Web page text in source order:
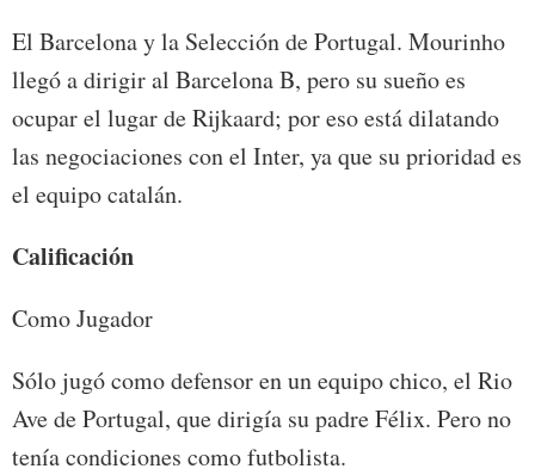
El Barcelona y la Selección de Portugal. Mourinho
llegó a dirigir al Barcelona B, pero su sueño es
ocupar el lugar de Rijkaard; por eso está dilatando
las negociaciones con el Inter, ya que su prioridad es
el equipo catalán.
Calificación
Como Jugador
Sólo jugó como defensor en un equipo chico, el Rio
Ave de Portugal, que dirigía su padre Félix. Pero no
tenía condiciones como futbolista.